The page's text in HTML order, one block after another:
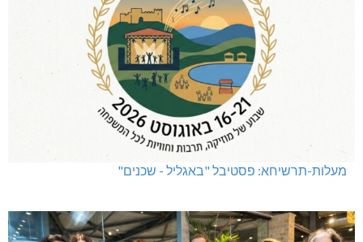
מעלות-תרשיחא: פסטיבל "באגליל - שכנים"